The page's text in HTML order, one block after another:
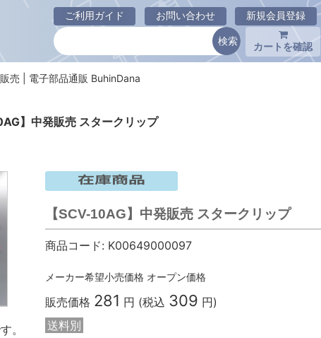
ご利用ガイド お問い合わせ 新規会員登録
カートを確認
】中発販売 スタークリップ
売 | 電子部品通販 BuhinDana
。
【SCV-10AG】中発販売 スタークリップ
商品コード: K00649000097
メーカー希望小売価格 オープン価格
販売価格 281 円 (税込 309 円)
送料別